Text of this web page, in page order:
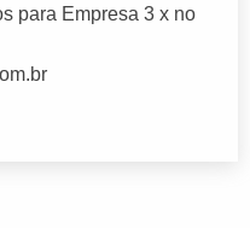
para Empresa 3 x no